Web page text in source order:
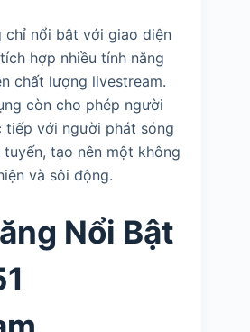
chỉ nổi bật với giao diện
hợp nhiều tính năng
chất lượng livestream.
còn cho phép người
với người phát sóng
tạo nên một không
và sôi động.
Nổi Bật